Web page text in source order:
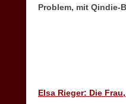
Problem, mit Qindie-
Elsa Rieger: Die